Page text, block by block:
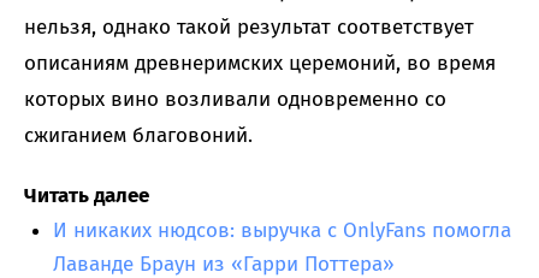
нельзя, однако такой результат соответствует
описаниям древнеримских церемоний, во время
которых вино возливали одновременно со
сжиганием благовоний.
Читать далее
И никаких нюдсов: выручка с OnlyFans помогла
Лаванде Браун из «Гарри Поттера»